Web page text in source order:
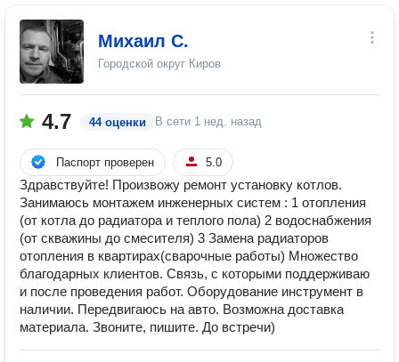
Михаил С.
Городской округ Киров
4.7 44 оценки В сети 1 нед. назад
Паспорт проверен 5.0
Здравствуйте! Произвожу ремонт установку котлов.
Занимаюсь монтажем инженерных систем : 1 отопления
(от котла до радиатора и теплого пола) 2 водоснабжения
(от скважины до смесителя) 3 Замена радиаторов
отопления в квартирах(сварочные работы) Множество
благодарных клиентов. Связь, с которыми поддерживаю
и после проведения работ. Оборудование инструмент в
наличии. Передвигаюсь на авто. Возможна доставка
материала. Звоните, пишите. До встречи)